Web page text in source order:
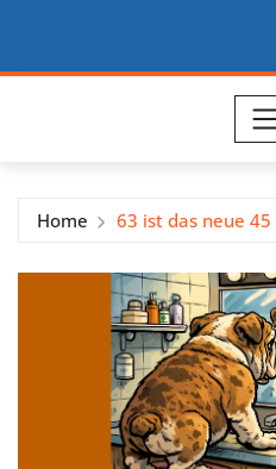
Home 63 ist das neue